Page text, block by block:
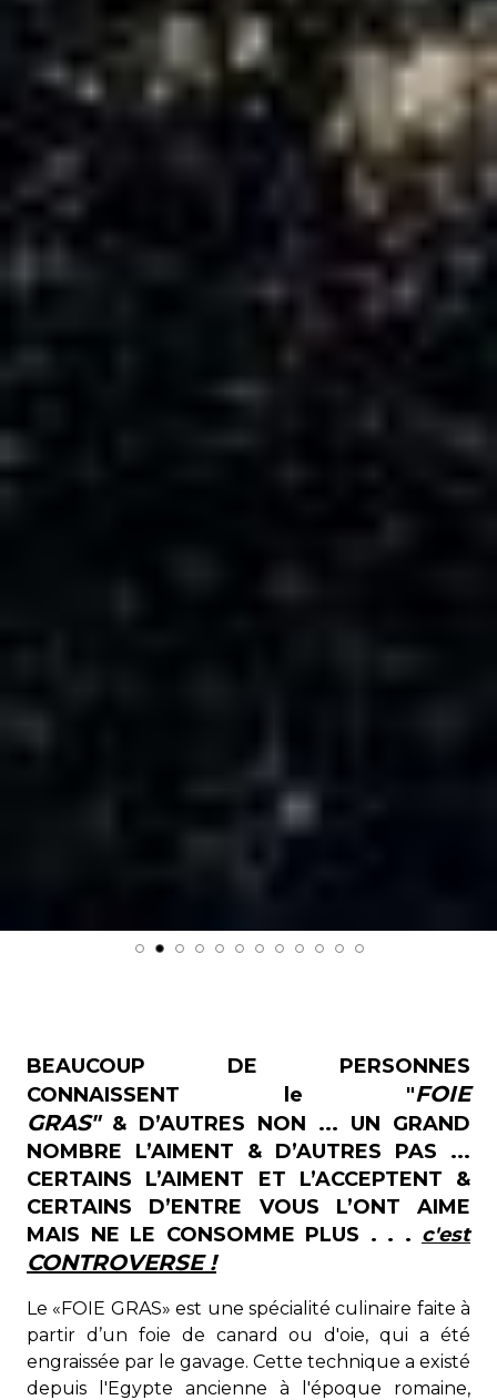
BEAUCOUP DE PERSONNES
CONNAISSENT le "FOIE
GRAS"& D’AUTRES NON ... UN GRAND
NOMBRE L’AIMENT & D’AUTRES PAS ...
CERTAINS L’AIMENT ET L’ACCEPTENT &
CERTAINS D’ENTRE VOUS L’ONT AIME
MAIS NE LE CONSOMME PLUS . . . c'est
CONTROVERSE !
Le «FOIE GRAS» est une spécialité culinaire faite à
partir d’un foie de canard ou d'oie, qui a été
engraissée par le gavage. Cette technique a existé
depuis l'Egypte ancienne à l'époque romaine,